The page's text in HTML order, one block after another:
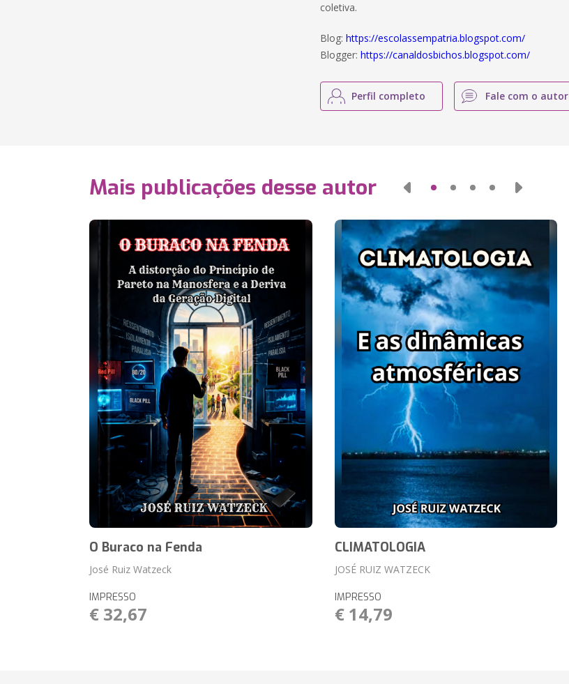
coletiva.
Blog:https://escolassempatria.blogspot.com/
Blogger:https://canaldosbichos.blogspot.com/
Perfil completo Fale com o autor
Mais publicações desse autor
O Buraco na Fenda
José Ruiz Watzeck
IMPRESSO
€ 32,67
CLIMATOLOGIA
JOSÉ RUIZ WATZECK
IMPRESSO
€ 14,79